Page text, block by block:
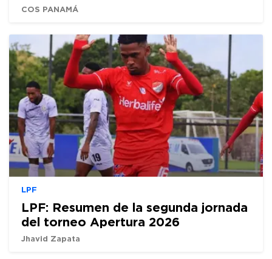
COS PANAMÁ
LPF
LPF: Resumen de la segunda jornada
del torneo Apertura 2026
Jhavid Zapata